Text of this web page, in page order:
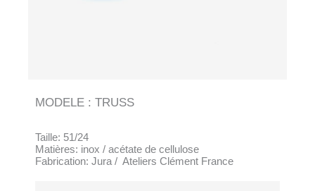
MODELE : TRUSS
Taille: 51/24
Matières: inox / acétate de cellulose
Fabrication: Jura / Ateliers Clément France